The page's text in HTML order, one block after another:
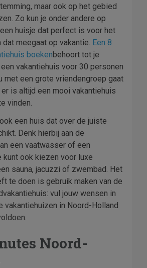
maar ook op het gebied
Zo kun je onder andere op
huisje dat perfect is voor het
dat meegaat op vakantie. Een 8
boekenbehoort tot je
vakantiehuis voor 30 personen
met een grote vriendengroep gaat
is altijd een mooi vakantiehuis
vinden.
een huis dat over de juiste
Denk hierbij aan de
een vaatwasser of een
kunt ook kiezen voor luxe
sauna, jacuzzi of zwembad. Het
te doen is gebruik maken van de
vul jouw wensen in
vakantiehuizen in Noord-Holland
Noord-